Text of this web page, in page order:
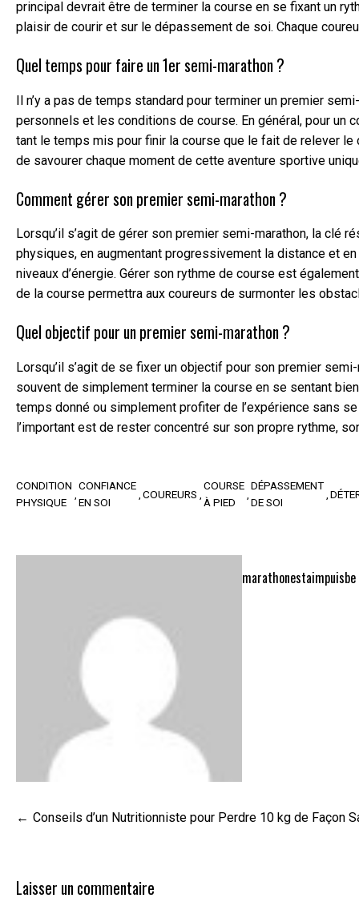
principal devrait être de terminer la course en se fixant un
plaisir de courir et sur le dépassement de soi. Chaque
Quel temps pour faire un 1er semi-marathon ?
Il n’y a pas de temps standard pour terminer un premier
personnels et les conditions de course. En général, pour un
tant le temps mis pour finir la course que le fait de relever le
de savourer chaque moment de cette aventure sportive
Comment gérer son premier semi-marathon ?
Lorsqu’il s’agit de gérer son premier semi-marathon, la clé
physiques, en augmentant progressivement la distance et
niveaux d’énergie. Gérer son rythme de course est
de la course permettra aux coureurs de surmonter les
Quel objectif pour un premier semi-marathon ?
Lorsqu’il s’agit de se fixer un objectif pour son premier
souvent de simplement terminer la course en se sentant
temps donné ou simplement profiter de l’expérience sans
l’important est de rester concentré sur son propre rythme,
CONDITION
PHYSIQUE
CONFIANCE
EN SOI
COUREURS
COURSE
À PIED
DÉPASSEMENT
DE SOI
marathonestaimpuisbe
Navigation
Conseils d’un Nutritionniste pour Perdre 10 kg de Façon
Laisser un commentaire